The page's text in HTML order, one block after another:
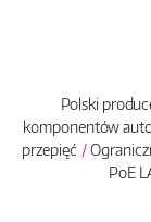
Polski
komponentów
przepięć
PoE